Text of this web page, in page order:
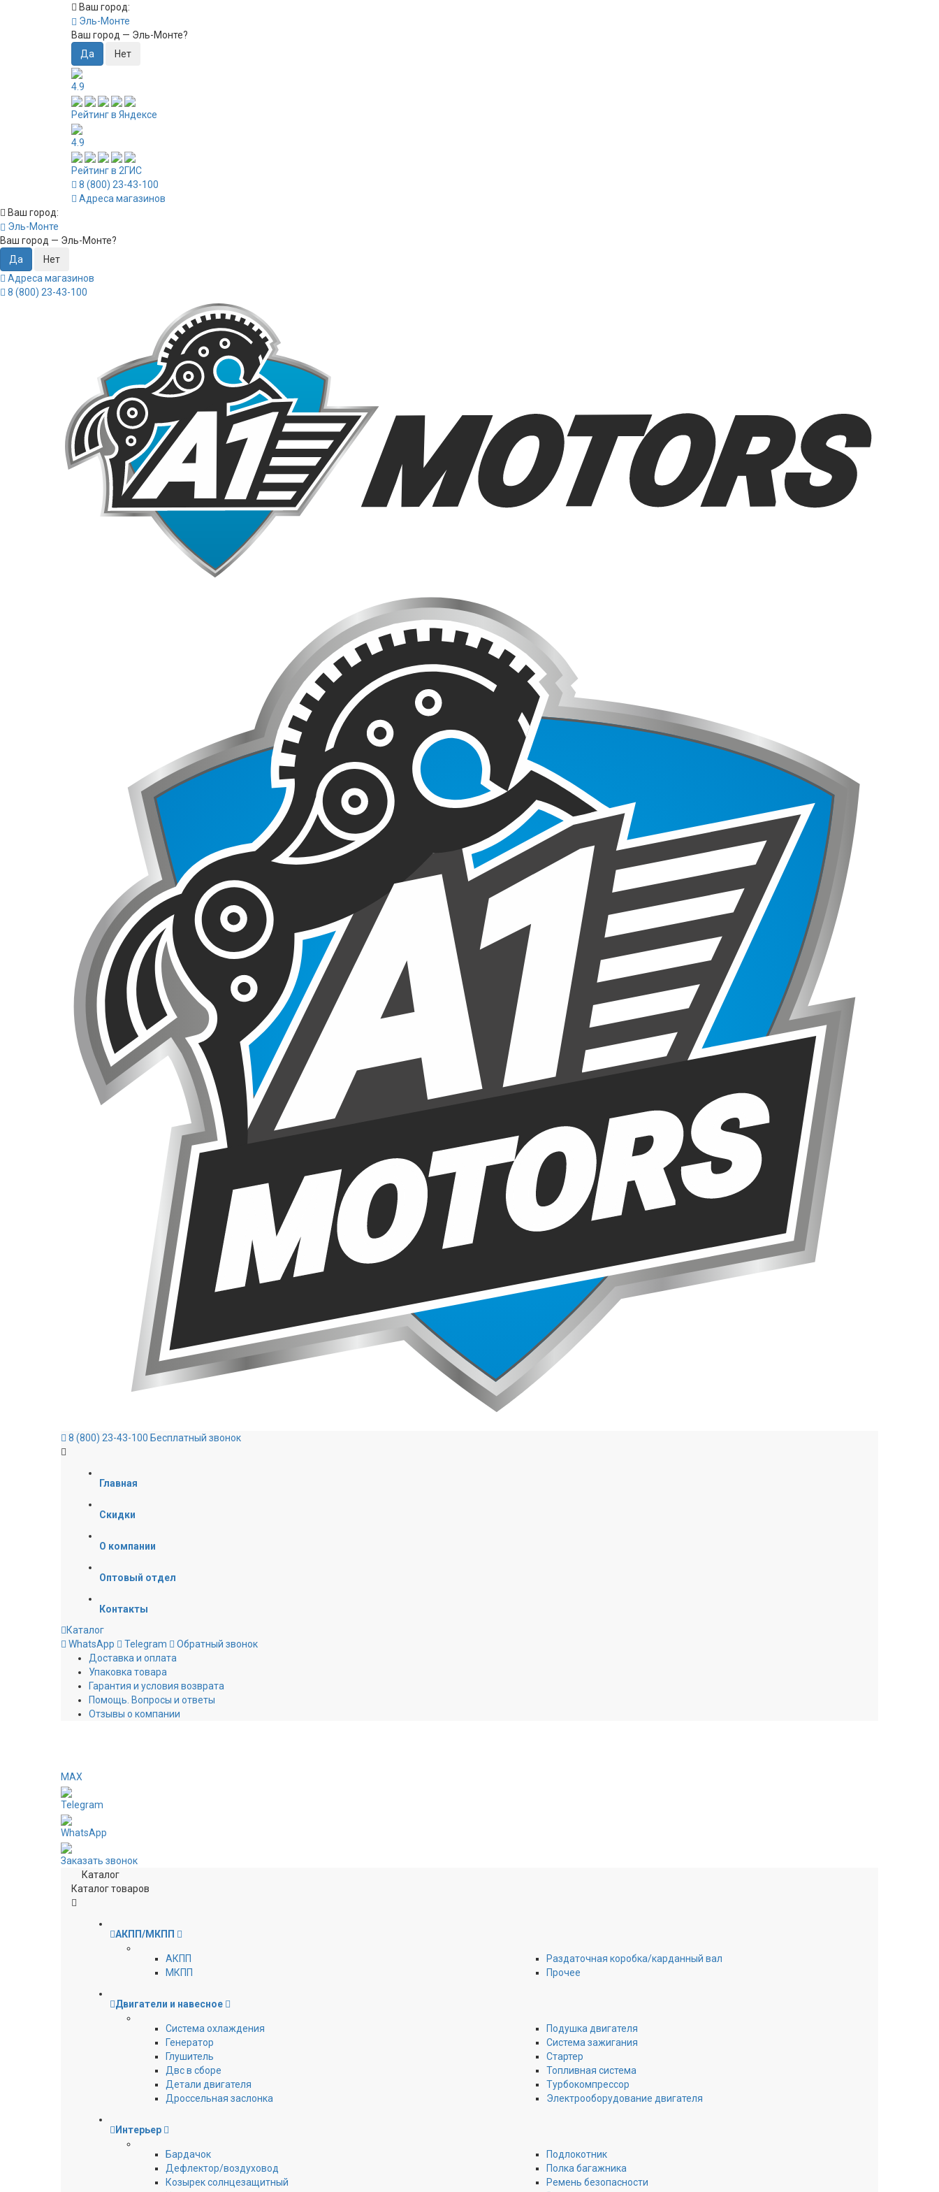
Ваш город:
Эль-Монте
Ваш город — Эль-Монте?
4.9
Рейтинг в Яндексе
4.9
Рейтинг в 2ГИС
8 (800) 23-43-100
Адреса магазинов
Ваш город:
Эль-Монте
Ваш город — Эль-Монте?
Адреса магазинов
8 (800) 23-43-100
8 (800) 23-43-100 Бесплатный звонок
Главная
Скидки
О компании
Оптовый отдел
Контакты
Каталог
WhatsApp
Telegram
Обратный звонок
Доставка и оплата
Упаковка товара
Гарантия и условия возврата
Помощь. Вопросы и ответы
Отзывы о компании
MAX
Telegram
WhatsApp
Заказать звонок
Каталог
Каталог товаров
АКПП/МКПП
АКПП
МКПП
Раздаточная коробка/карданный вал
Прочее
Двигатели и навесное
Cистема охлаждения
Генератор
Глушитель
Двс в сборе
Детали двигателя
Дроссельная заслонка
Подушка двигателя
Система зажигания
Стартер
Топливная система
Турбокомпрессор
Электрооборудование двигателя
Интерьер
Бардачок
Дефлектор/воздуховод
Козырек солнцезащитный
Подлокотник
Полка багажника
Ремень безопасности